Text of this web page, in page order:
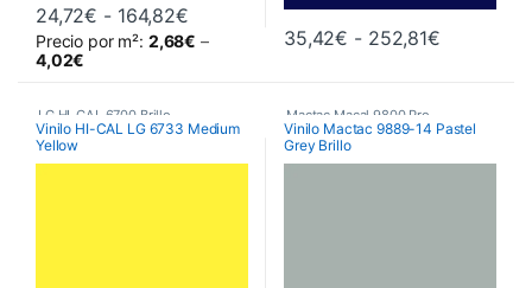
24,72€ - 164,82€Rango de precios: desde 24,72€
Precio por m²: 2,68€ –
4,02€
Este producto tiene múltiples variantes. Las opciones se
35,42€ - 252,81€Rango de
Este producto tiene múltiples
LG HI-CAL 6700 Brillo
Poliméricos
Vinilo HI-CAL LG 6733 Medium
Yellow
Mactac Macal 9800 Pro
Poliméricos
Vinilo Mactac 9889-14 Pastel
Grey Brillo